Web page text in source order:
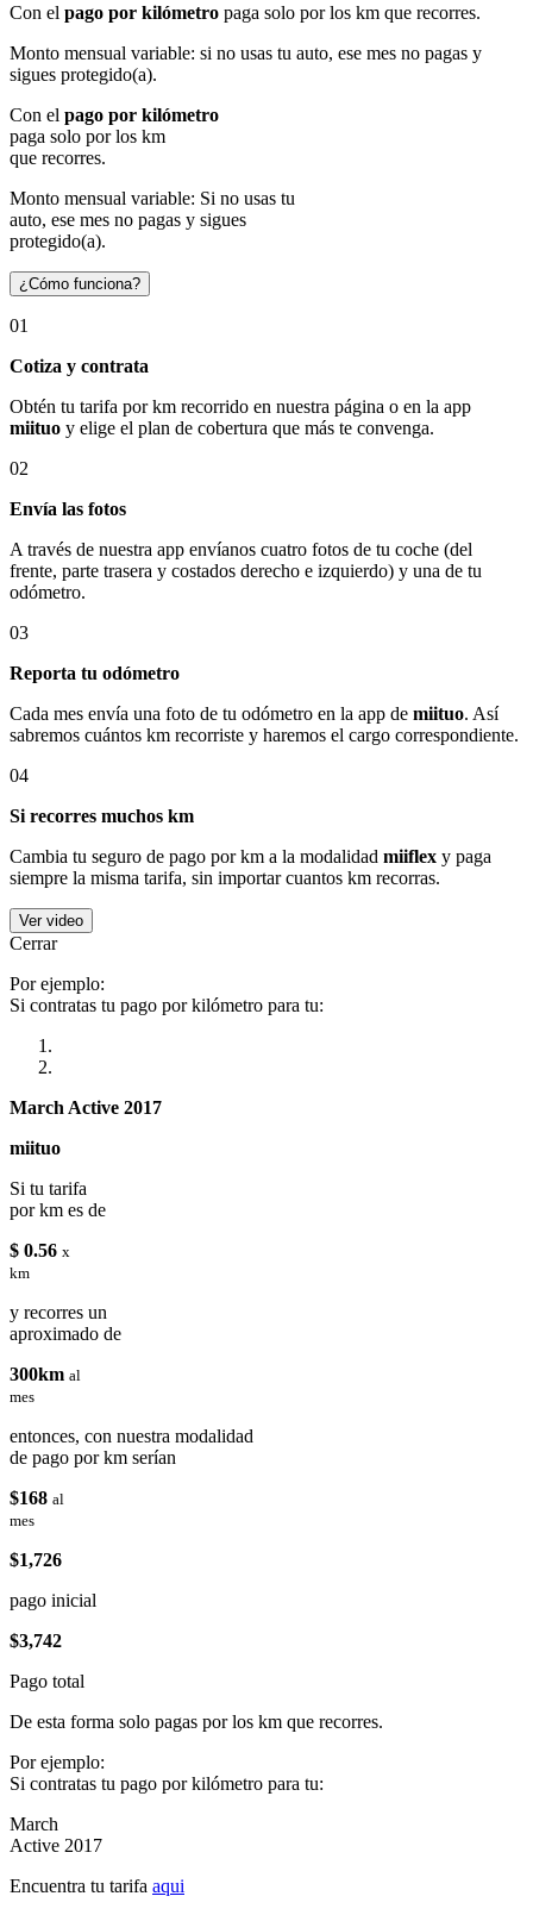
Con el pago por kilómetro paga solo por los km que recorres.
Monto mensual variable: si no usas tu auto, ese mes no pagas y
sigues protegido(a).
Con el pago por kilómetro
paga solo por los km
que recorres.
Monto mensual variable: Si no usas tu
auto, ese mes no pagas y sigues
protegido(a).
¿Cómo funciona?
01
Cotiza y contrata
Obtén tu tarifa por km recorrido en nuestra página o en la app
miituo y elige el plan de cobertura que más te convenga.
02
Envía las fotos
A través de nuestra app envíanos cuatro fotos de tu coche (del
frente, parte trasera y costados derecho e izquierdo) y una de tu
odómetro.
03
Reporta tu odómetro
Cada mes envía una foto de tu odómetro en la app de miituo. Así
sabremos cuántos km recorriste y haremos el cargo correspondiente.
04
Si recorres muchos km
Cambia tu seguro de pago por km a la modalidad miiflex y paga
siempre la misma tarifa, sin importar cuantos km recorras.
Ver video
Cerrar
Por ejemplo:
Si contratas tu pago por kilómetro para tu:
March Active 2017
miituo
Si tu tarifa
por km es de
$ 0.56 x
km
y recorres un
aproximado de
300km al
mes
entonces, con nuestra modalidad
de pago por km serían
$168 al
mes
$1,726
pago inicial
$3,742
Pago total
De esta forma solo pagas por los km que recorres.
Por ejemplo:
Si contratas tu pago por kilómetro para tu:
March
Active 2017
Encuentra tu tarifa aqui